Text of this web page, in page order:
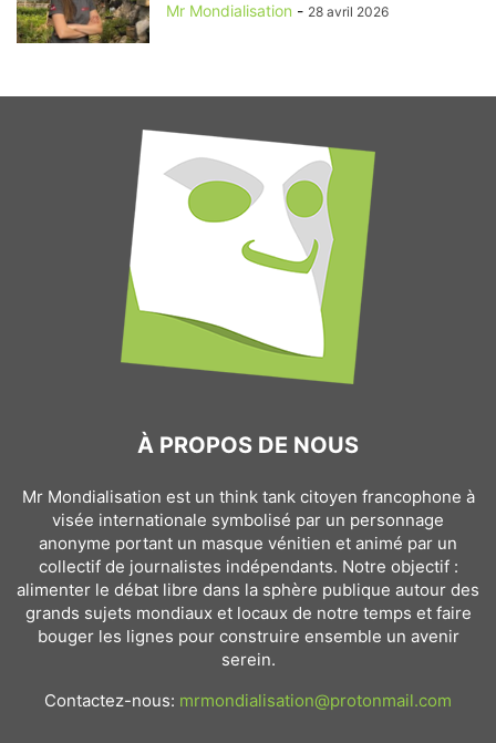
Mr Mondialisation - 28 avril 2026
À PROPOS DE NOUS
Mr Mondialisation est un think tank citoyen francophone à
visée internationale symbolisé par un personnage
anonyme portant un masque vénitien et animé par un
collectif de journalistes indépendants. Notre objectif :
alimenter le débat libre dans la sphère publique autour des
grands sujets mondiaux et locaux de notre temps et faire
bouger les lignes pour construire ensemble un avenir
serein.
Contactez-nous: mrmondialisation@protonmail.com